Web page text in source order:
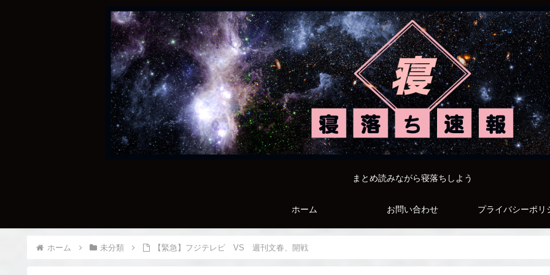
まとめ読みながら寝落ちしよう
ホーム お問い合わせ プライバシーポリ
ホーム 未分類 【緊急】フジテレビ VS 週刊文春、開戦